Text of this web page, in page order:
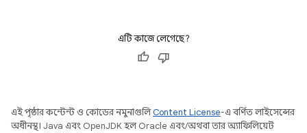
এটি কাজে লেগেছে?
এই পৃষ্ঠার কন্টেন্ট ও কোডের নমুনাগুলিContent License-এ বর্ণিত লাইসেন্সের
অধীনস্থ। Java এবং OpenJDK হল Oracle এবং/অথবা তার অ্যাফিলিয়েট